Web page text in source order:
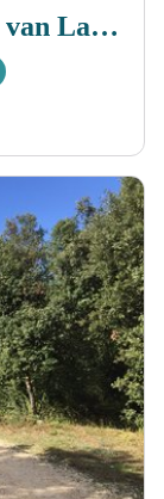
De Chalon-kapel in het bos van Laoul op de mountainbike